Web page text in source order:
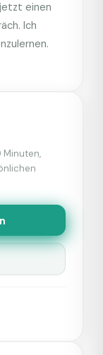
einen
Ich